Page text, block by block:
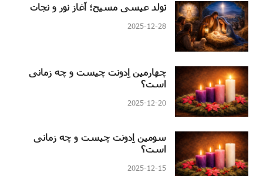
تولد عیسی مسیح؛ آغاز نور و نجات
2025-12-28
چهارمین اِدونت چیست و چه زمانی
است؟
2025-12-20
سومین اِدونت چیست و چه زمانی
است؟
2025-12-15